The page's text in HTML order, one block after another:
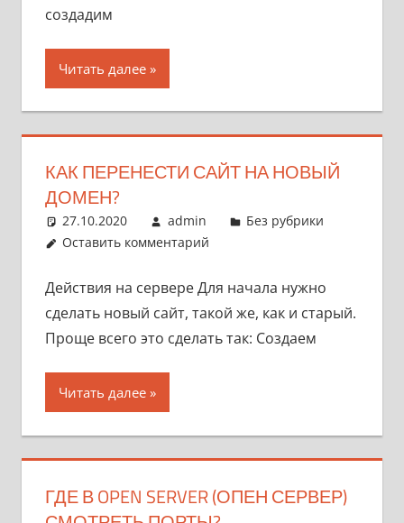
создадим
Читать далее
КАК ПЕРЕНЕСТИ САЙТ НА НОВЫЙ
ДОМЕН?
27.10.2020 admin
Без рубрики
Оставить комментарий
Действия на сервере Для начала нужно
сделать новый сайт, такой же, как и старый.
Проще всего это сделать так: Создаем
Читать далее
ГДЕ В OPEN SERVER (ОПЕН СЕРВЕР)